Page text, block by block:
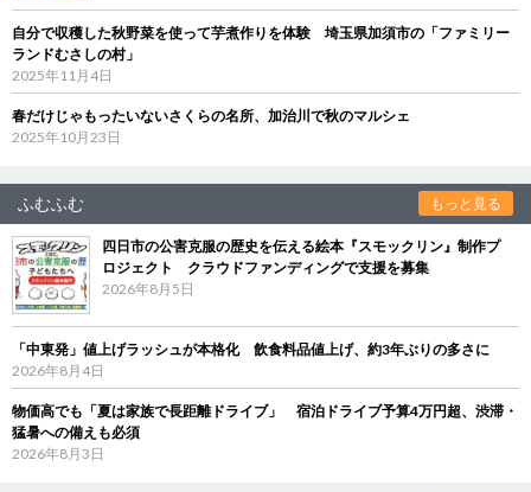
自分で収穫した秋野菜を使って芋煮作りを体験 埼玉県加須市の「ファミリー
ランドむさしの村」
2025年11月4日
春だけじゃもったいないさくらの名所、加治川で秋のマルシェ
2025年10月23日
ふむふむ もっと見る
四日市の公害克服の歴史を伝える絵本『スモックリン』制作プ
ロジェクト クラウドファンディングで支援を募集
2026年8月5日
「中東発」値上げラッシュが本格化 飲食料品値上げ、約3年ぶりの多さに
2026年8月4日
物価高でも「夏は家族で長距離ドライブ」 宿泊ドライブ予算4万円超、渋滞・
猛暑への備えも必須
2026年8月3日